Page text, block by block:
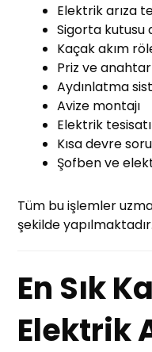
Elektrik arıza
Sigorta kutusu
Kaçak akım
Priz ve
Aydınlatma
Avize montajı
Elektrik
Kısa devre
Şofben ve
Tüm bu işlemler
şekilde yapılmaktadır.
En Sık
Elektrik